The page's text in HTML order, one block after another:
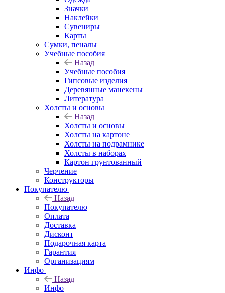
Значки
Наклейки
Сувениры
Карты
Сумки, пеналы
Учебные пособия
Назад
Учебные пособия
Гипсовые изделия
Деревянные манекены
Литература
Холсты и основы
Назад
Холсты и основы
Холсты на картоне
Холсты на подрамнике
Холсты в наборах
Картон грунтованный
Черчение
Конструкторы
Покупателю
Назад
Покупателю
Оплата
Доставка
Дисконт
Подарочная карта
Гарантия
Организациям
Инфо
Назад
Инфо